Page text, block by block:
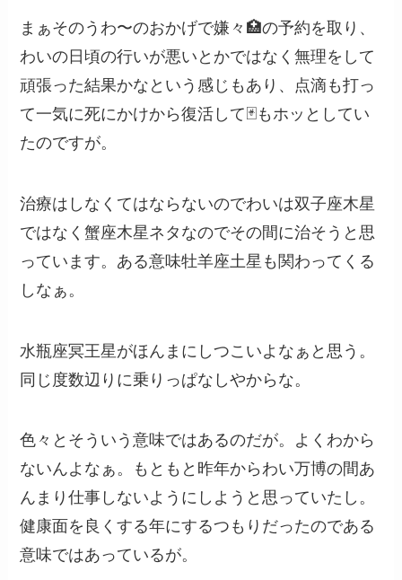
まぁそのうわ〜のおかげで嫌々🏥の予約を取り、
わいの日頃の行いが悪いとかではなく無理をして
頑張った結果かなという感じもあり、点滴も打っ
て一気に死にかけから復活して🃏もホッとしてい
たのですが。
治療はしなくてはならないのでわいは双子座木星
ではなく蟹座木星ネタなのでその間に治そうと思
っています。ある意味牡羊座土星も関わってくる
しなぁ。
水瓶座冥王星がほんまにしつこいよなぁと思う。
同じ度数辺りに乗りっぱなしやからな。
色々とそういう意味ではあるのだが。よくわから
ないんよなぁ。もともと昨年からわい万博の間あ
んまり仕事しないようにしようと思っていたし。
健康面を良くする年にするつもりだったのである
意味ではあっているが。